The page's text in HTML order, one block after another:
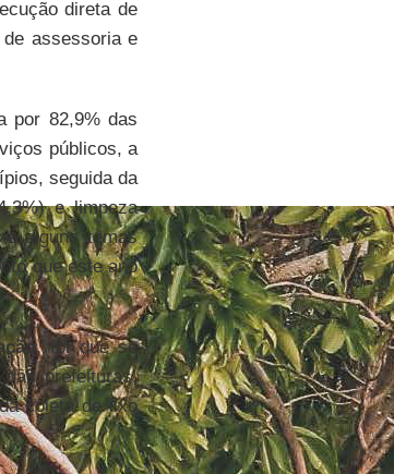
direta de
assessoria e
por 82,9% das
públicos, a
seguida da
e limpeza
alguns temas
que este ano
, foi que se
prefeituras,
coleta de lixo